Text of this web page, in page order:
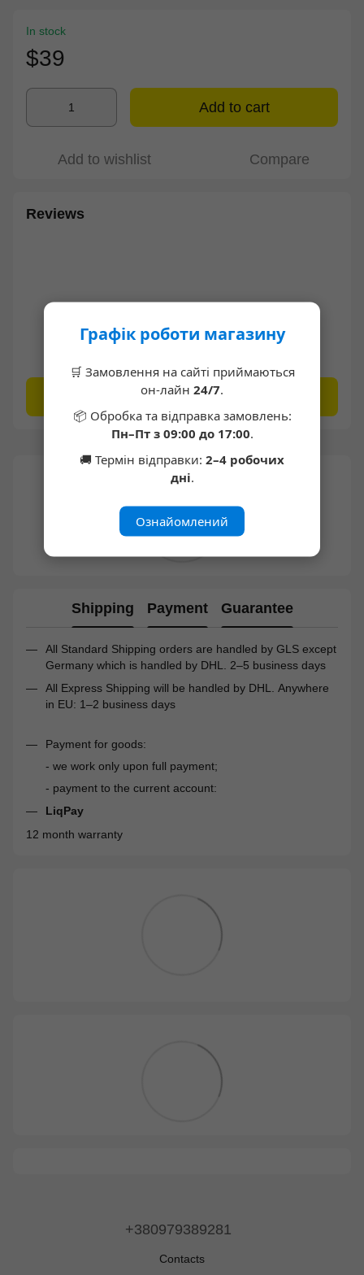
In stock
$39
Add to cart
Add to wishlist Compare
Reviews
Write the first review
Write a review
Shipping Payment Guarantee
All Standard Shipping orders are handled by GLS except
Germany which is handled by DHL. 2–5 business days
All Express Shipping will be handled by DHL. Anywhere
in EU: 1–2 business days
Payment for goods:
- we work only upon full payment;
- payment to the current account:
LiqPay
12 month warranty
+380979389281
Contacts
Графік роботи магазину
🛒 Замовлення на сайті приймаються
он-лайн 24/7.
📦 Обробка та відправка замовлень:
Пн–Пт з 09:00 до 17:00.
🚚 Термін відправки: 2–4 робочих
дні.
Ознайомлений